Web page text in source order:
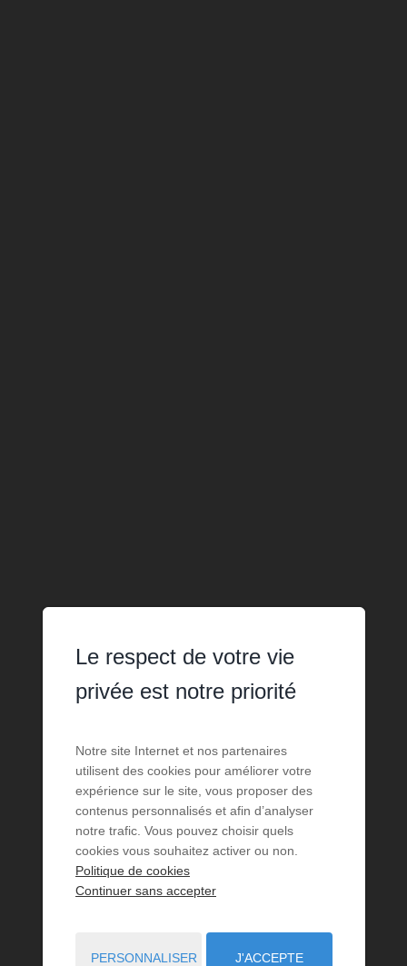
Le respect de votre vie
privée est notre priorité
Notre site Internet et nos partenaires
utilisent des cookies pour améliorer votre
expérience sur le site, vous proposer des
contenus personnalisés et afin d’analyser
notre trafic. Vous pouvez choisir quels
cookies vous souhaitez activer ou non.
Politique de cookies
Continuer sans accepter
PERSONNALISER J'ACCEPTE